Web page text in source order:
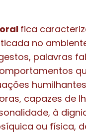
fica
no
palavras
capazes de
à
ou física,